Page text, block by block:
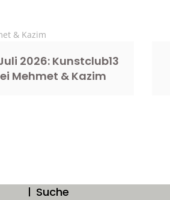
2026: Kunstclub13
Mehmet & Kazim
Suche